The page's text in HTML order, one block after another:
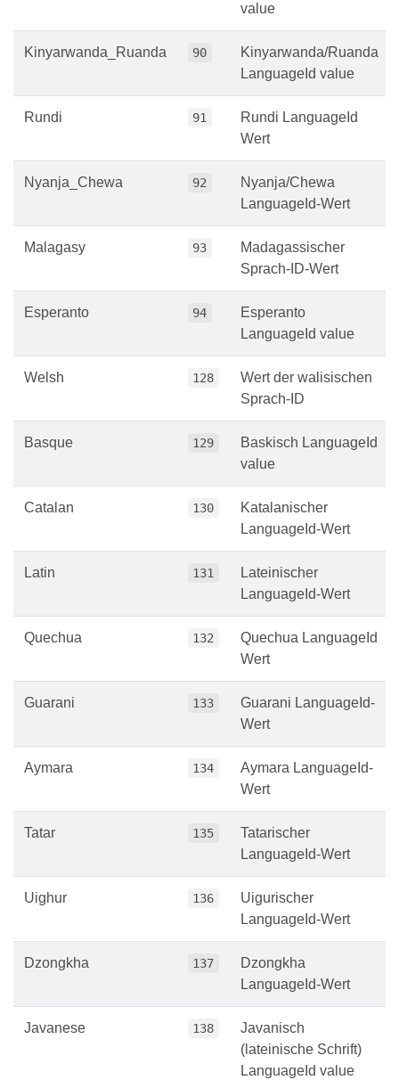
value
Kinyarwanda_Ruanda 90
Kinyarwanda/Ruanda
LanguageId value
Rundi 91
Rundi LanguageId
Wert
Nyanja_Chewa 92
Nyanja/Chewa
LanguageId-Wert
Malagasy 93
Madagassischer
Sprach-ID-Wert
Esperanto 94
Esperanto
LanguageId value
Welsh 128
Wert der walisischen
Sprach-ID
Basque 129
Baskisch LanguageId
value
Catalan 130
Katalanischer
LanguageId-Wert
Latin 131
Lateinischer
LanguageId-Wert
Quechua 132
Quechua LanguageId
Wert
Guarani 133
Guarani LanguageId-
Wert
Aymara 134
Aymara LanguageId-
Wert
Tatar 135
Tatarischer
LanguageId-Wert
Uighur 136
Uigurischer
LanguageId-Wert
Dzongkha 137
Dzongkha
LanguageId-Wert
Javanese 138
Javanisch
(lateinische Schrift)
LanguageId value